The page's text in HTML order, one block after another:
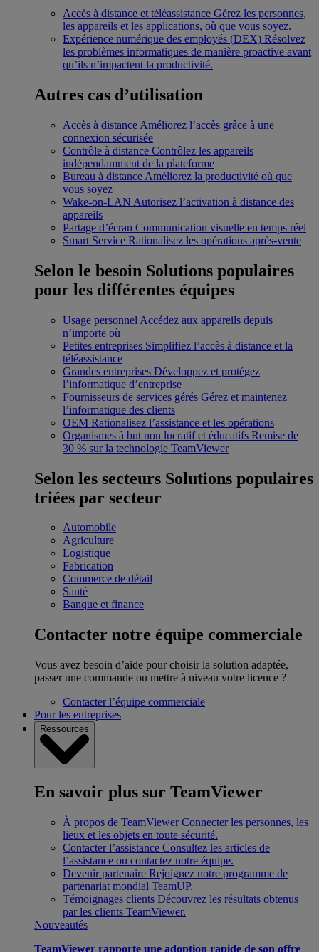
Accès à distance et téléassistance Gérez les personnes,
les appareils et les applications, où que vous soyez.
Expérience numérique des employés (DEX) Résolvez
les problèmes informatiques de manière proactive avant
qu’ils n’impactent la productivité.
Autres cas d’utilisation
Accès à distance Améliorez l’accès grâce à une
connexion sécurisée
Contrôle à distance Contrôlez les appareils
indépendamment de la plateforme
Bureau à distance Améliorez la productivité où que
vous soyez
Wake-on-LAN Autorisez l’activation à distance des
appareils
Partage d’écran Communication visuelle en temps réel
Smart Service Rationalisez les opérations après-vente
Selon le besoin Solutions populaires
pour les différentes équipes
Usage personnel Accédez aux appareils depuis
n’importe où
Petites entreprises Simplifiez l’accès à distance et la
téléassistance
Grandes entreprises Développez et protégez
l’informatique d’entreprise
Fournisseurs de services gérés Gérez et maintenez
l’informatique des clients
OEM Rationalisez l’assistance et les opérations
Organismes à but non lucratif et éducatifs Remise de
30 % sur la technologie TeamViewer
Selon les secteurs Solutions populaires
triées par secteur
Automobile
Agriculture
Logistique
Fabrication
Commerce de détail
Santé
Banque et finance
Contacter notre équipe commerciale
Vous avez besoin d’aide pour choisir la solution adaptée,
passer une commande ou mettre à niveau votre licence ?
Contacter l’équipe commerciale
Pour les entreprises
Ressources
En savoir plus sur TeamViewer
À propos de TeamViewer Connecter les personnes, les
lieux et les objets en toute sécurité.
Contacter l’assistance Consultez les articles de
l’assistance ou contactez notre équipe.
Devenir partenaire Rejoignez notre programme de
partenariat mondial TeamUP.
Témoignages clients Découvrez les résultats obtenus
par les clients TeamViewer.
Nouveautés
TeamViewer rapporte une adoption rapide de son offre